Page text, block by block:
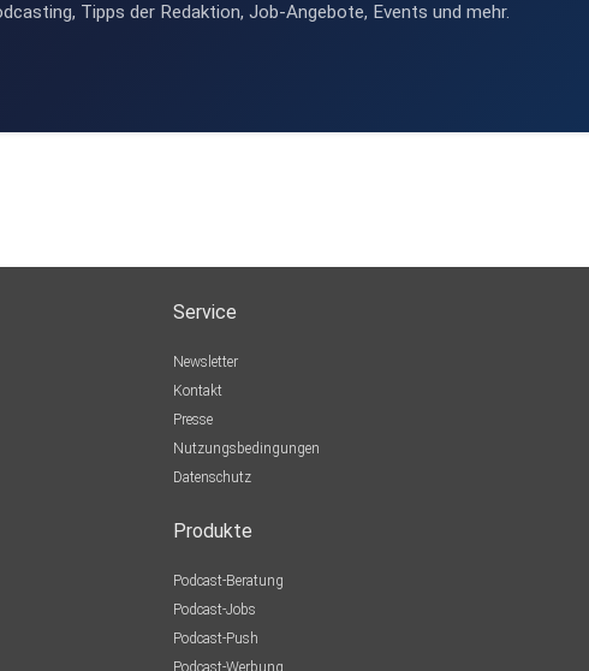
Tipps der Redaktion, Job-Angebote, Events und mehr.
Service
Newsletter
Kontakt
Presse
Nutzungsbedingungen
Datenschutz
Produkte
Podcast-Beratung
Podcast-Jobs
Podcast-Push
Podcast-Werbung